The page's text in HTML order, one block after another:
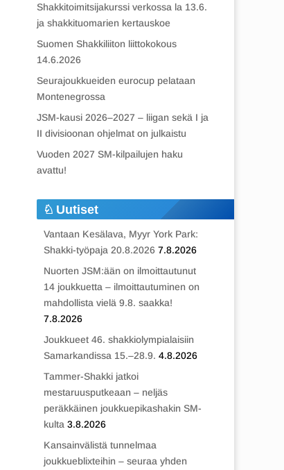
Shakkitoimitsijakurssi verkossa la 13.6.
ja shakkituomarien kertauskoe
Suomen Shakkiliiton liittokokous
14.6.2026
Seurajoukkueiden eurocup pelataan
Montenegrossa
JSM-kausi 2026–2027 – liigan sekä I ja
II divisioonan ohjelmat on julkaistu
Vuoden 2027 SM-kilpailujen haku
avattu!
Uutiset
Vantaan Kesälava, Myyr York Park:
Shakki-työpaja 20.8.2026 7.8.2026
Nuorten JSM:ään on ilmoittautunut
14 joukkuetta – ilmoittautuminen on
mahdollista vielä 9.8. saakka!
7.8.2026
Joukkueet 46. shakkiolympialaisiin
Samarkandissa 15.–28.9. 4.8.2026
Tammer-Shakki jatkoi
mestaruusputkeaan – neljäs
peräkkäinen joukkuepikashakin SM-
kulta 3.8.2026
Kansainvälistä tunnelmaa
joukkueblixteihin – seuraa yhden